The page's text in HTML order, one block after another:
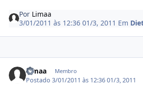
Por Limaa
3/01/2011 às 12:3601/3, 2011 Em
Limaa Membro
Postado3/01/2011 às 12:3601/3, 2011